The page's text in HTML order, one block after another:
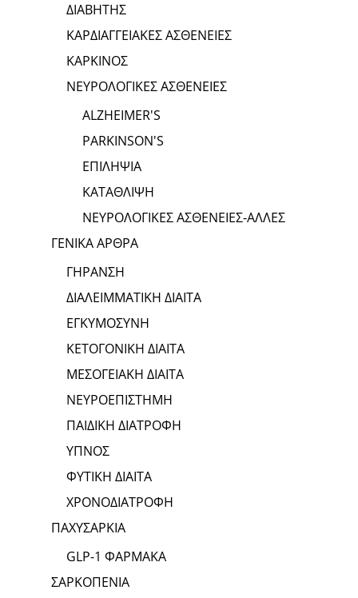
ΔΙΑΒΗΤΗΣ
ΚΑΡΔΙΑΓΓΕΙΑΚΕΣ ΑΣΘΕΝΕΙΕΣ
ΚΑΡΚΙΝΟΣ
ΝΕΥΡΟΛΟΓΙΚΕΣ ΑΣΘΕΝΕΙΕΣ
ALZHEIMER'S
PARKINSON'S
ΕΠΙΛΗΨΙΑ
ΚΑΤΑΘΛΙΨΗ
ΝΕΥΡΟΛΟΓΙΚΕΣ ΑΣΘΕΝΕΙΕΣ-ΑΛΛΕΣ
ΓΕΝΙΚΑ ΑΡΘΡΑ
ΓΗΡΑΝΣΗ
ΔΙΑΛΕΙΜΜΑΤΙΚΗ ΔΙΑΙΤΑ
ΕΓΚΥΜΟΣΥΝΗ
ΚΕΤΟΓΟΝΙΚΗ ΔΙΑΙΤΑ
ΜΕΣΟΓΕΙΑΚΗ ΔΙΑΙΤΑ
ΝΕΥΡΟΕΠΙΣΤΗΜΗ
ΠΑΙΔΙΚΗ ΔΙΑΤΡΟΦΗ
ΥΠΝΟΣ
ΦΥΤΙΚΗ ΔΙΑΙΤΑ
ΧΡΟΝΟΔΙΑΤΡΟΦΗ
ΠΑΧΥΣΑΡΚΙΑ
GLP-1 ΦΑΡΜΑΚΑ
ΣΑΡΚΟΠΕΝΙΑ